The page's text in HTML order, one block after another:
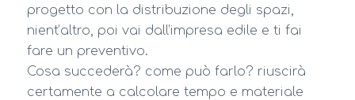
progetto con la distribuzione degli spazi,
nient’altro, poi vai dall’impresa edile e ti fai
fare un preventivo.
Cosa succederà? come può farlo? riuscirà
certamente a calcolare tempo e materiale